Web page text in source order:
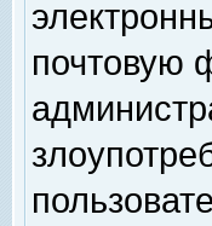
почтовую